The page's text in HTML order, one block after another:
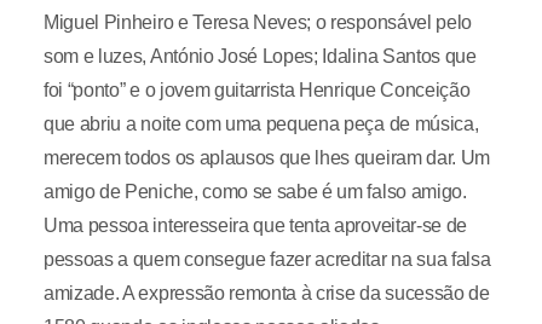
Miguel Pinheiro e Teresa Neves; o responsável pelo
som e luzes, António José Lopes; Idalina Santos que
foi “ponto” e o jovem guitarrista Henrique Conceição
que abriu a noite com uma pequena peça de música,
merecem todos os aplausos que lhes queiram dar. Um
amigo de Peniche, como se sabe é um falso amigo.
Uma pessoa interesseira que tenta aproveitar-se de
pessoas a quem consegue fazer acreditar na sua falsa
amizade. A expressão remonta à crise da sucessão de